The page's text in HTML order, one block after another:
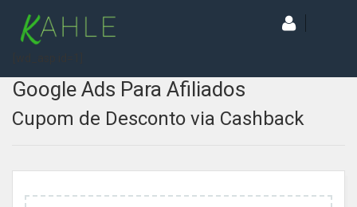
Google Ads Para Afiliados
Cupom de Desconto via Cashback